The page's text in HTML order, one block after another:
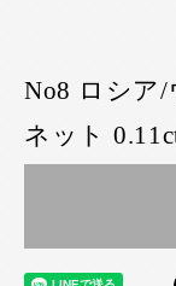
No8 ロシア
ネット